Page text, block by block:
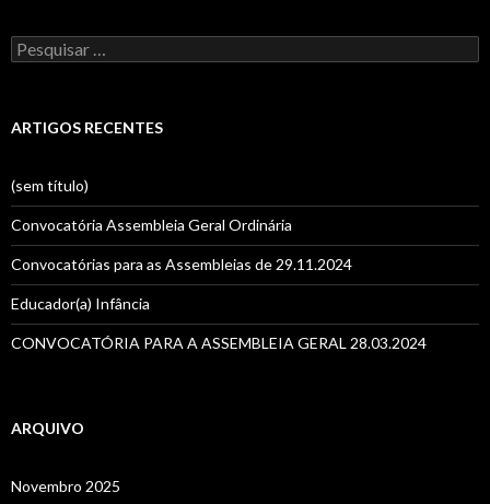
P
e
u
a
r
p
o
r
:
ARTIGOS RECENTES
(sem título)
Convocatória Assembleia Geral Ordinária
Convocatórias para as Assembleias de 29.11.2024
Educador(a) Infância
CONVOCATÓRIA PARA A ASSEMBLEIA GERAL 28.03.2024
ARQUIVO
Novembro 2025